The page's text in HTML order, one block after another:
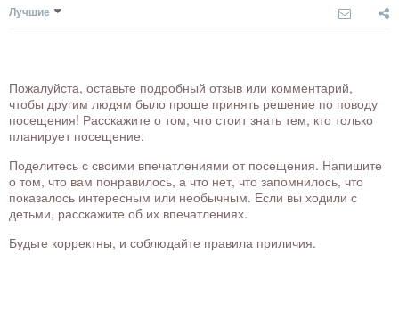
Лучшие
Пожалуйста, оставьте подробный отзыв или комментарий,
чтобы другим людям было проще принять решение по поводу
посещения! Расскажите о том, что стоит знать тем, кто только
планирует посещение.
Поделитесь с своими впечатлениями от посещения. Напишите
о том, что вам понравилось, а что нет, что запомнилось, что
показалось интересным или необычным. Если вы ходили с
детьми, расскажите об их впечатлениях.
Будьте корректны, и соблюдайте правила приличия.